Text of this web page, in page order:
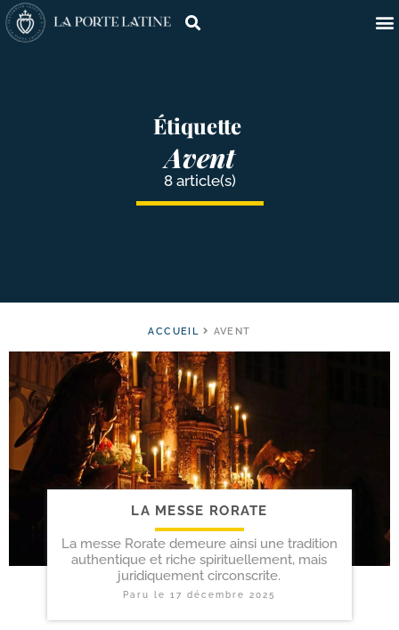
Étiquette
Avent
8 article(s)
ACCUEIL AVENT
LA MESSE RORATE
La messe Rorate demeure ainsi une tradition
authentique et riche spirituellement, mais
juridiquement circonscrite.
Paru le17 décembre 2025